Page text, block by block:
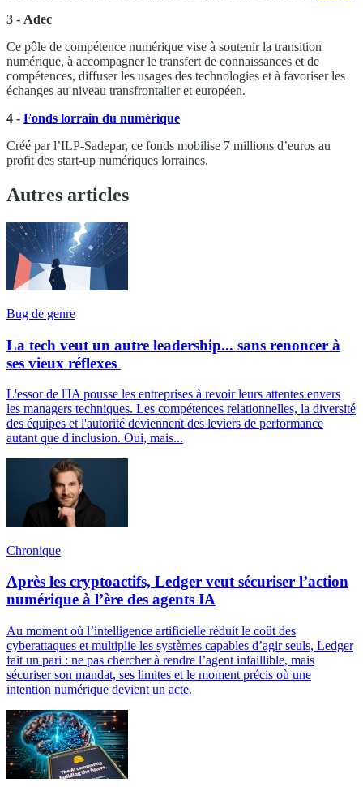
3 - Adec
Ce pôle de compétence numérique vise à soutenir la transition
numérique, à accompagner le transfert de connaissances et de
compétences, diffuser les usages des technologies et à favoriser les
échanges au niveau transfrontalier et européen.
4 - Fonds lorrain du numérique
Créé par l’ILP-Sadepar, ce fonds mobilise 7 millions d’euros au
profit des start-up numériques lorraines.
Autres articles
Bug de genre
La tech veut un autre leadership... sans renoncer à
ses vieux réflexes
L'essor de l'IA pousse les entreprises à revoir leurs attentes envers
les managers techniques. Les compétences relationnelles, la diversité
des équipes et l'autorité deviennent des leviers de performance
autant que d'inclusion. Oui, mais...
Chronique
Après les cryptoactifs, Ledger veut sécuriser l’action
numérique à l’ère des agents IA
Au moment où l’intelligence artificielle réduit le coût des
cyberattaques et multiplie les systèmes capables d’agir seuls, Ledger
fait un pari : ne pas chercher à rendre l’agent infaillible, mais
sécuriser son mandat, ses limites et le moment précis où une
intention numérique devient un acte.